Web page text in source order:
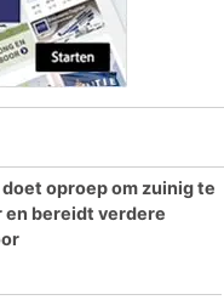
oproep om zuinig te
en bereidt verdere